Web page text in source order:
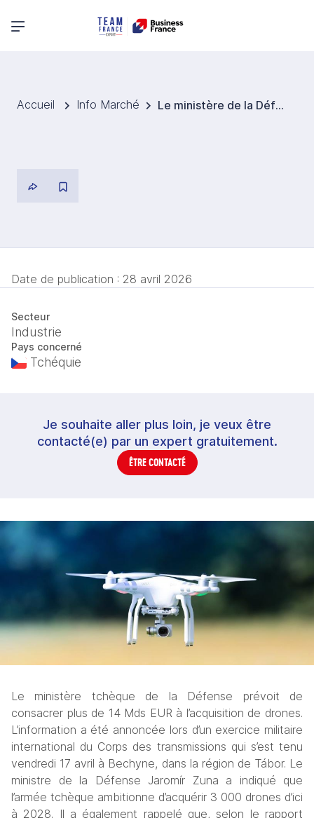
Menu principal
Accueil Info Marché Le ministère de la Défense tchèque investira plus de 14 Mds EUR dans des drones en 2026
Date de publication : 28 avril 2026
Secteur
Industrie
Pays concerné
Tchéquie
Je souhaite aller plus loin, je veux être
contacté(e) par un expert gratuitement.
ÊTRE CONTACTÉ
Le ministère tchèque de la Défense prévoit de
consacrer plus de 14 Mds EUR à l’acquisition de drones.
L’information a été annoncée lors d’un exercice militaire
international du Corps des transmissions qui s’est tenu
vendredi 17 avril à Bechyne, dans la région de Tábor. Le
ministre de la Défense Jaromír Zuna a indiqué que
l’armée tchèque ambitionne d’acquérir 3 000 drones d’ici
à 2028. Il a également rappelé que, selon le rapport